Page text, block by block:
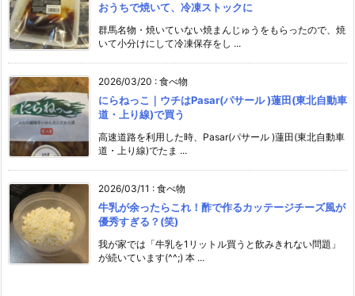
おうちで焼いて、冷凍ストックに
群馬名物・焼いていない焼まんじゅうをもらったので、焼
いて小分けにして冷凍保存をし ...
2026/03/20 : 食べ物
にらねっこ｜ウチはPasar(パサール )蓮田(東北自動車
道・上り線)で買う
高速道路を利用した時、Pasar(パサール )蓮田(東北自動車
道・上り線)でたま ...
2026/03/11 : 食べ物
牛乳が余ったらこれ！酢で作るカッテージチーズ風が
優秀すぎる？(笑)
我が家では「牛乳を1リットル買うと飲みきれない問題」
が続いています(^^;) 本 ...